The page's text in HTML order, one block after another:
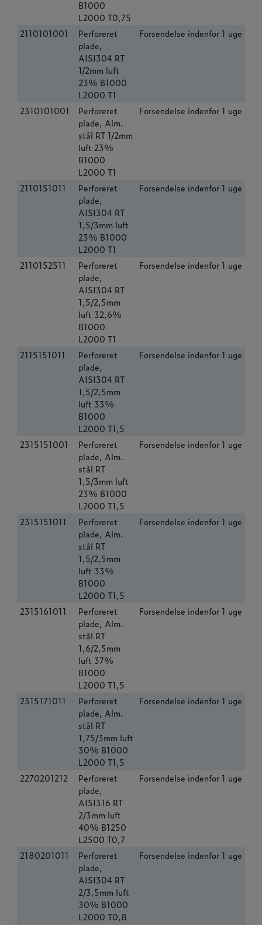
B1000
L2000 T0,75
2110101001
Perforeret
plade,
AISI304 RT
1/2mm luft
23% B1000
L2000 T1
Forsendelse indenfor 1 uge
2310101001
Perforeret
plade, Alm.
stål RT 1/2mm
luft 23%
B1000
L2000 T1
Forsendelse indenfor 1 uge
2110151011
Perforeret
plade,
AISI304 RT
1,5/3mm luft
23% B1000
L2000 T1
Forsendelse indenfor 1 uge
2110152511
Perforeret
plade,
AISI304 RT
1,5/2,5mm
luft 32,6%
B1000
L2000 T1
Forsendelse indenfor 1 uge
2115151011
Perforeret
plade,
AISI304 RT
1,5/2,5mm
luft 33%
B1000
L2000 T1,5
Forsendelse indenfor 1 uge
2315151001
Perforeret
plade, Alm.
stål RT
1,5/3mm luft
23% B1000
L2000 T1,5
Forsendelse indenfor 1 uge
2315151011
Perforeret
plade, Alm.
stål RT
1,5/2,5mm
luft 33%
B1000
L2000 T1,5
Forsendelse indenfor 1 uge
2315161011
Perforeret
plade, Alm.
stål RT
1,6/2,5mm
luft 37%
B1000
L2000 T1,5
Forsendelse indenfor 1 uge
2315171011
Perforeret
plade, Alm.
stål RT
1,75/3mm luft
30% B1000
L2000 T1,5
Forsendelse indenfor 1 uge
2270201212
Perforeret
plade,
AISI316 RT
2/3mm luft
40% B1250
L2500 T0,7
Forsendelse indenfor 1 uge
2180201011
Perforeret
plade,
AISI304 RT
2/3,5mm luft
30% B1000
L2000 T0,8
Forsendelse indenfor 1 uge